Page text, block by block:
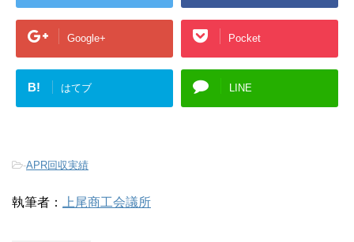
Google+ Pocket
B! はてブ LINE
-APR回収実績
執筆者： 上尾商工会議所